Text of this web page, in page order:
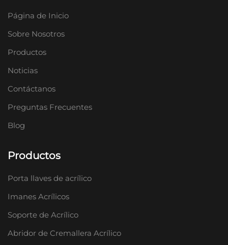
Página de Inicio
Sobre Nosotros
Productos
Noticias
Contáctanos
Preguntas Frecuentes
Blog
Productos
Porta llaves de acrílico
Imanes Acrílicos
Soporte de Acrílico
Abridor de Cremallera Acrílico